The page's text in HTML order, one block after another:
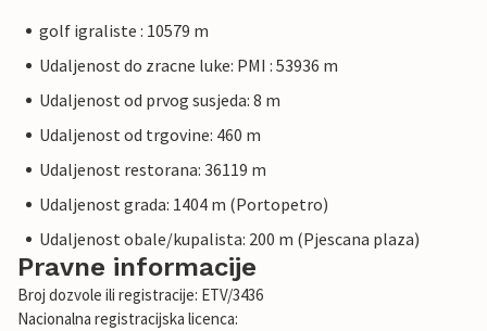
golf igraliste : 10579 m
Udaljenost do zracne luke: PMI : 53936 m
Udaljenost od prvog susjeda: 8 m
Udaljenost od trgovine: 460 m
Udaljenost restorana: 36119 m
Udaljenost grada: 1404 m (Portopetro)
Udaljenost obale/kupalista: 200 m (Pjescana plaza)
Pravne informacije
Broj dozvole ili registracije: ETV/3436
Nacionalna registracijska licenca: